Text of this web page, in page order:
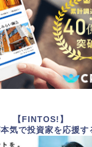
【FINTOS!】
気で投資家を応援す